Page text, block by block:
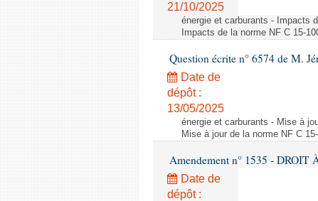
21/10/2025
énergie et carburants - Impacts
Impacts de la norme NF C 15-
Question écrite n° 6574 de M.
Date de
dépôt :
13/05/2025
énergie et carburants - Mise à
Mise à jour de la norme NF C
Amendement n° 1535 - DROIT
Date de
dépôt :